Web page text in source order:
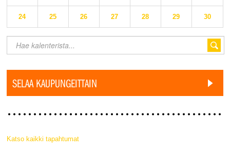
24 25 26 27 28 29 30
SELAA KAUPUNGEITTAIN
Katso kaikki tapahtumat